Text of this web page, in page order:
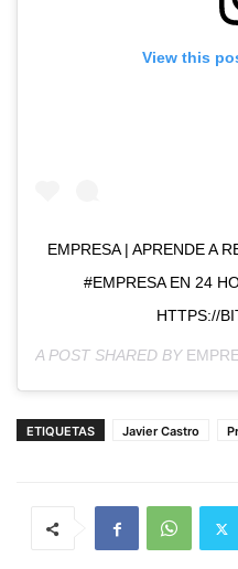
View this
EMPRESA | APRENDE A
#EMPRESA EN 24
HTTPS://
A POST SHARED BY
ETIQUETAS Javier Castro